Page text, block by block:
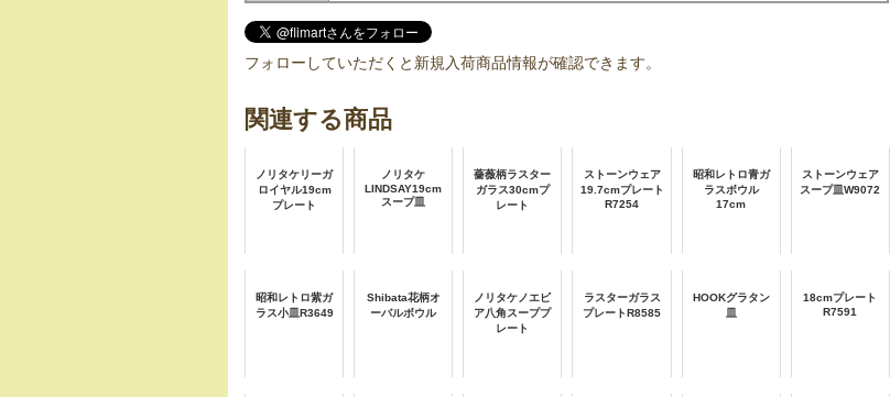
フォローしていただくと新規入荷商品情報が確認できます。
関連する商品
ノリタケリーガ
ロイヤル19cm
プレート
ノリタケ
LINDSAY19cm
スープ皿
薔薇柄ラスター
ガラス30cmプ
レート
ストーンウェア
19.7cmプレート
R7254
昭和レトロ青ガ
ラスボウル
17cm
ストーンウェア
スープ皿W9072
昭和レトロ紫ガ
ラス小皿R3649
Shibata花柄オ
ーバルボウル
ノリタケノエビ
ア八角スーププ
レート
ラスターガラス
プレートR8585
HOOKグラタン
皿
18cmプレート
R7591